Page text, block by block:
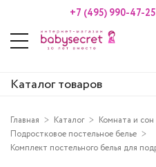
+7 (495) 990-47-25
Каталог товаров
Главная Каталог Комната и сон
Подростковое постельное белье